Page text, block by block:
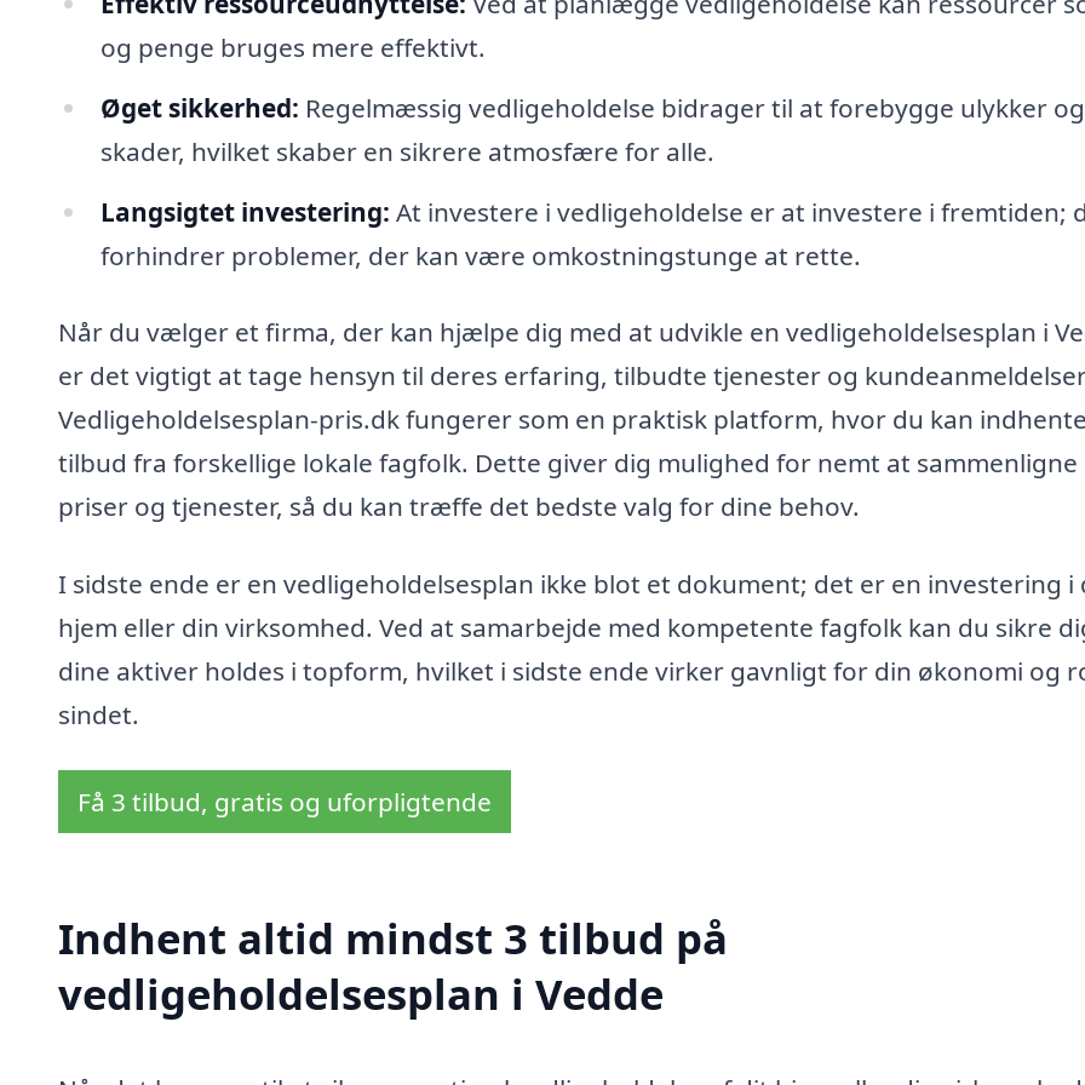
og penge bruges mere effektivt.
Øget sikkerhed: Regelmæssig vedligeholdelse bidrager til at forebygge ulykker og
skader, hvilket skaber en sikrere atmosfære for alle.
Langsigtet investering: At investere i vedligeholdelse er at investere i fremtiden;
forhindrer problemer, der kan være omkostningstunge at rette.
Når du vælger et firma, der kan hjælpe dig med at udvikle en vedligeholdelsesplan i
er det vigtigt at tage hensyn til deres erfaring, tilbudte tjenester og
Vedligeholdelsesplan-pris.dk fungerer som en praktisk platform, hvor du kan indhente
tilbud fra forskellige lokale fagfolk. Dette giver dig mulighed for nemt at sammenligne
priser og tjenester, så du kan træffe det bedste valg for dine behov.
I sidste ende er en vedligeholdelsesplan ikke blot et dokument; det er en investering i
hjem eller din virksomhed. Ved at samarbejde med kompetente fagfolk kan du sikre
dine aktiver holdes i topform, hvilket i sidste ende virker gavnligt for din økonomi og
sindet.
Få 3 tilbud, gratis og uforpligtende
Indhent altid mindst 3 tilbud på
vedligeholdelsesplan i Vedde